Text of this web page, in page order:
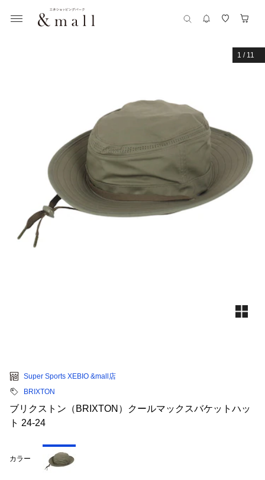
1 / 11
Super Sports XEBIO &mall店
BRIXTON
ブリクストン（BRIXTON）クールマックスバケットハッ
ト 24-24
カラー